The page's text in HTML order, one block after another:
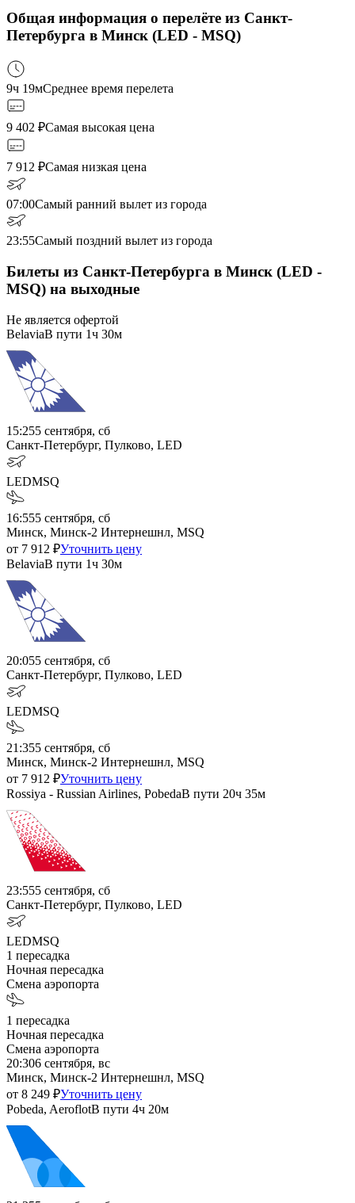
Общая информация о перелёте из Санкт-
Петербурга в Минск (LED - MSQ)
9ч 19мСреднее время перелета
9 402 ₽Самая высокая цена
7 912 ₽Самая низкая цена
07:00Самый ранний вылет из города
23:55Самый поздний вылет из города
Билеты из Санкт-Петербурга в Минск (LED -
MSQ) на выходные
Не является офертой
BelaviaВ пути 1ч 30м
15:255 сентября, сб
Санкт-Петербург, Пулково, LED
LEDMSQ
16:555 сентября, сб
Минск, Минск-2 Интернешнл, MSQ
от 7 912 ₽Уточнить цену
BelaviaВ пути 1ч 30м
20:055 сентября, сб
Санкт-Петербург, Пулково, LED
LEDMSQ
21:355 сентября, сб
Минск, Минск-2 Интернешнл, MSQ
от 7 912 ₽Уточнить цену
Rossiya - Russian Airlines, PobedaВ пути 20ч 35м
23:555 сентября, сб
Санкт-Петербург, Пулково, LED
LEDMSQ
1 пересадка
Ночная пересадка
Смена аэропорта
1 пересадка
Ночная пересадка
Смена аэропорта
20:306 сентября, вс
Минск, Минск-2 Интернешнл, MSQ
от 8 249 ₽Уточнить цену
Pobeda, AeroflotВ пути 4ч 20м